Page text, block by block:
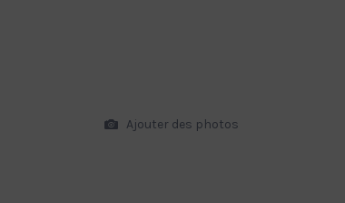
Ajouter des photos